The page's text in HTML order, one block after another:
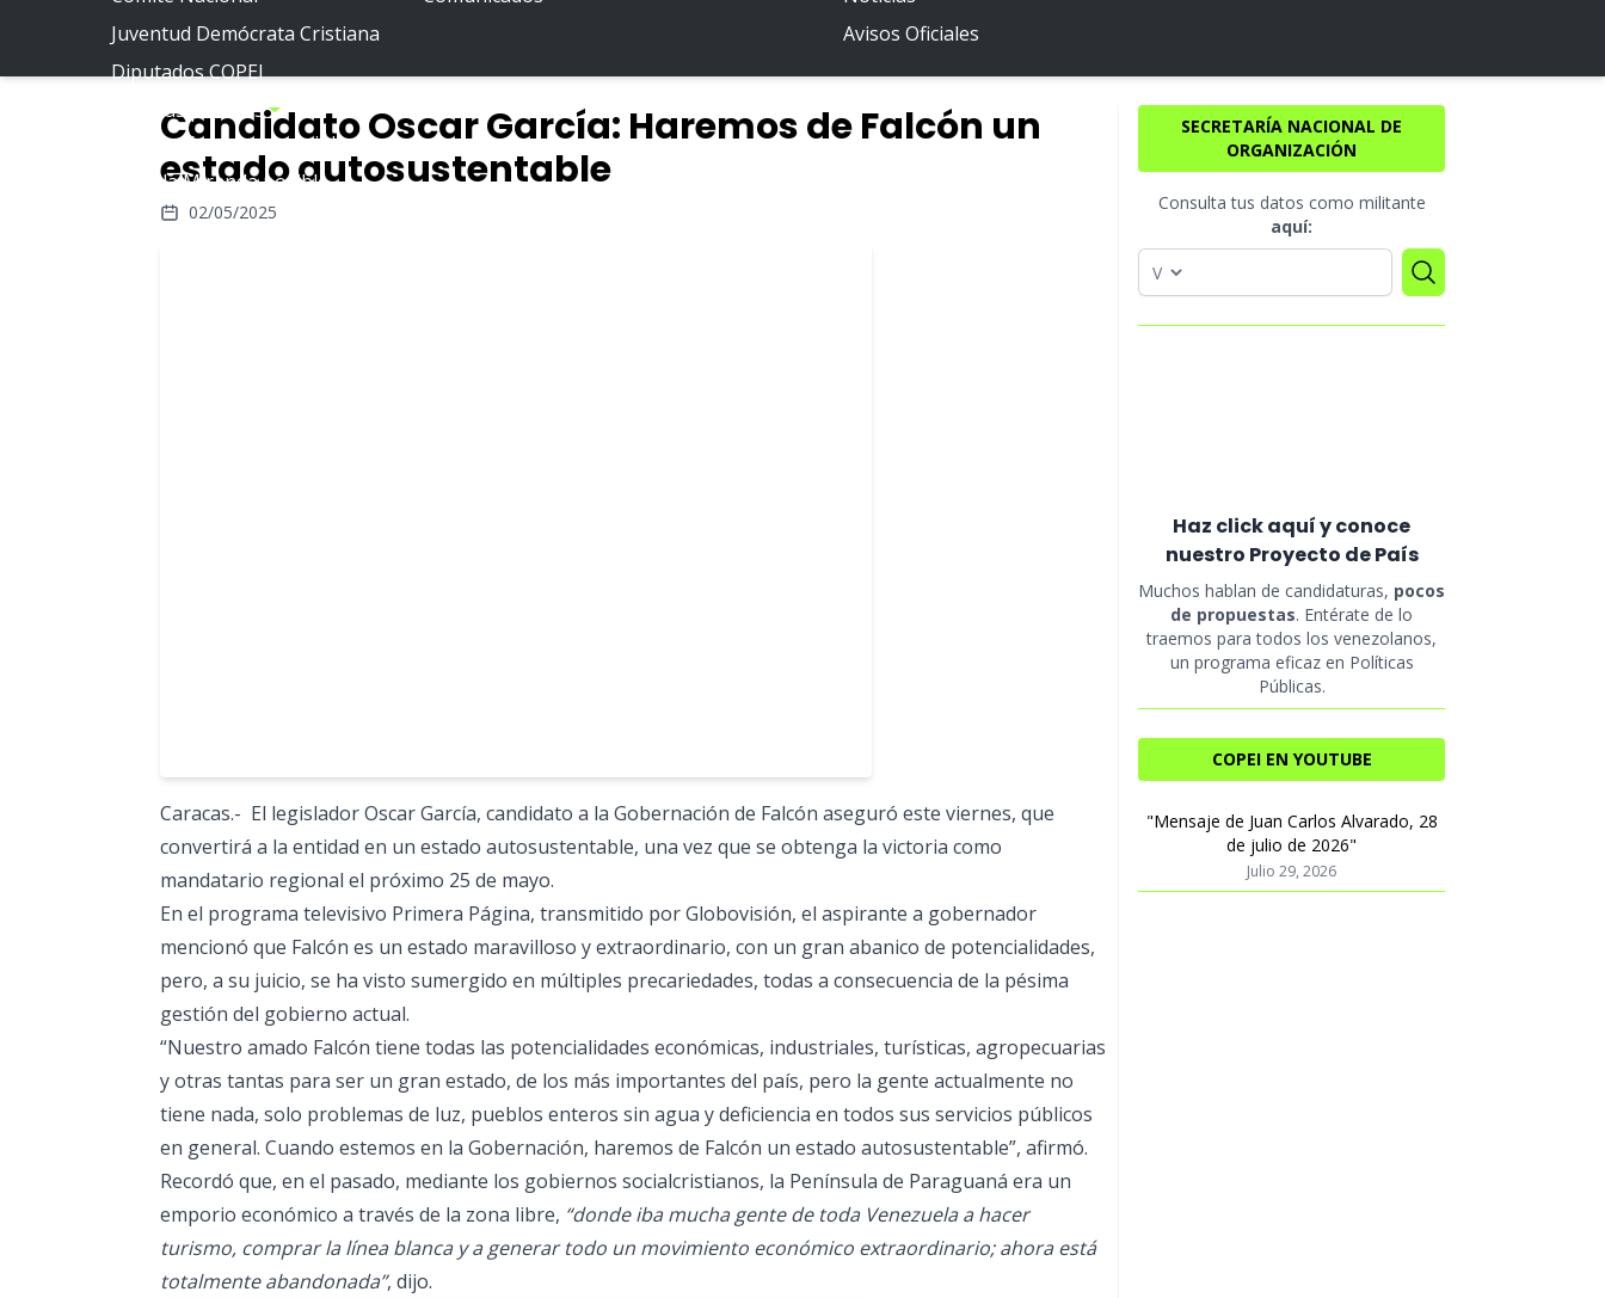
Juventud Demócrata Cristiana
Diputados COPEI
Políticas públicas
Por la Venezuela posible
Por la Miranda posible
Avisos Oficiales
Candidato Oscar García: Haremos de Falcón un
estado autosustentable
02/05/2025
Caracas.- El legislador Oscar García, candidato a la Gobernación de Falcón aseguró este viernes, que
convertirá a la entidad en un estado autosustentable, una vez que se obtenga la victoria como
mandatario regional el próximo 25 de mayo.
En el programa televisivo Primera Página, transmitido por Globovisión, el aspirante a gobernador
mencionó que Falcón es un estado maravilloso y extraordinario, con un gran abanico de potencialidades,
pero, a su juicio, se ha visto sumergido en múltiples precariedades, todas a consecuencia de la pésima
gestión del gobierno actual.
“Nuestro amado Falcón tiene todas las potencialidades económicas, industriales, turísticas, agropecuarias
y otras tantas para ser un gran estado, de los más importantes del país, pero la gente actualmente no
tiene nada, solo problemas de luz, pueblos enteros sin agua y deficiencia en todos sus servicios públicos
en general. Cuando estemos en la Gobernación, haremos de Falcón un estado autosustentable”, afirmó.
Recordó que, en el pasado, mediante los gobiernos socialcristianos, la Península de Paraguaná era un
emporio económico a través de la zona libre, “donde iba mucha gente de toda Venezuela a hacer
turismo, comprar la línea blanca y a generar todo un movimiento económico extraordinario; ahora está
totalmente abandonada”, dijo.
SECRETARÍA NACIONAL DE
ORGANIZACIÓN
Consulta tus datos como militante
aquí:
Haz click aquí y conoce
nuestro Proyecto de País
Muchos hablan de candidaturas, pocos
de propuestas. Entérate de lo
traemos para todos los venezolanos,
un programa eficaz en Políticas
Públicas.
COPEI EN YOUTUBE
"Mensaje de Juan Carlos Alvarado, 28
de julio de 2026"
Julio 29, 2026